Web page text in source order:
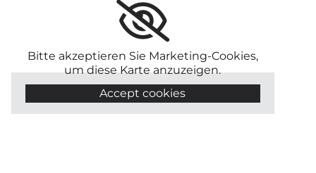
Bitte akzeptieren Sie Marketing-Cookies,
um diese Karte anzuzeigen.
Accept cookies